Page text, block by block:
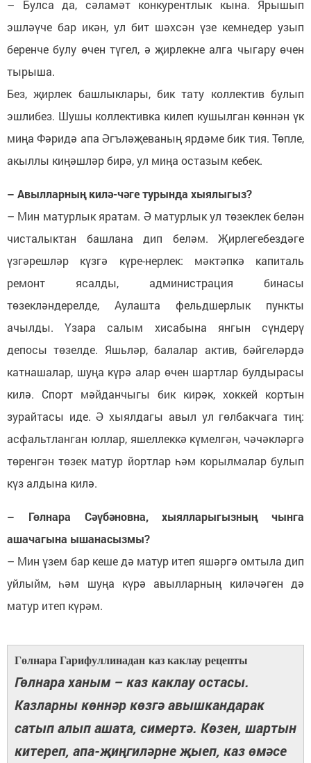
– Булса да, сәламәт конкурентлык кына. Ярышып
эшләүче бар икән, ул бит шәхсән үзе кемнедер узып
беренче булу өчен түгел, ә җирлекне алга чыгару өчен
тырыша.
Без, җирлек башлыклары, бик тату коллектив булып
эшлибез. Шушы коллективка килеп кушылган көннән үк
миңа Фәридә апа Әгъләҗеваның ярдәме бик тия. Төпле,
акыллы киңәшләр бирә, ул миңа остазым кебек.
– Авылларның килә-чәге турында хыялыгыз?
– Мин матурлык яратам. Ә матурлык ул төзеклек белән
чисталыктан башлана дип беләм. Җирлегебездәге
үзгәрешләр күзгә күре-нерлек: мәктәпкә капиталь
ремонт ясалды, администрация бинасы
төзекләндерелде, Аулашта фельдшерлык пункты
ачылды. Үзара салым хисабына янгын сүндерү
депосы төзелде. Яшьләр, балалар актив, бәйгеләрдә
катнашалар, шуңа күрә алар өчен шартлар булдырасы
килә. Спорт мәйданчыгы бик кирәк, хоккей кортын
зурайтасы иде. Ә хыялдагы авыл ул гөлбакчага тиң:
асфальтланган юллар, яшеллеккә күмелгән, чәчәкләргә
төренгән төзек матур йортлар һәм корылмалар булып
күз алдына килә.
– Гөлнара Сәүбәновна, хыялларыгызның чынга
ашачагына ышанасызмы?
– Мин үзем бар кеше дә матур итеп яшәргә омтыла дип
уйлыйм, һәм шуңа күрә авылларның киләчәген дә
матур итеп күрәм.
Гөлнара Гарифуллинадан каз каклау рецепты
Гөлнара ханым – каз каклау остасы.
Казларны көннәр көзгә авышкандарак
сатып алып ашата, симертә. Көзен, шартын
китереп, апа-җиңгиләрне җыеп, каз өмәсе